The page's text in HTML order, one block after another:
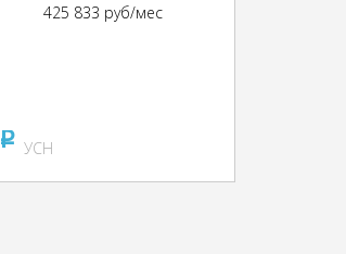
425 833 руб/мес
pуб
УСН